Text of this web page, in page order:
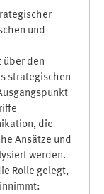
und
über den
strategischen
die
Ansätze und
werden.
Rolle gelegt,